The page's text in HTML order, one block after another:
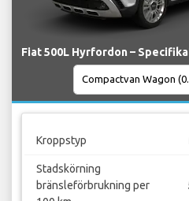
Fiat 500L Hyrfordon –
Kroppstyp
Stadskörning
bränsleförbrukning per